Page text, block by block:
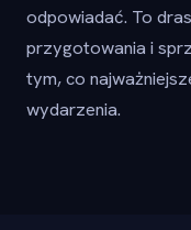
odpowiadać. To
przygotowania i
tym, co
wydarzenia.